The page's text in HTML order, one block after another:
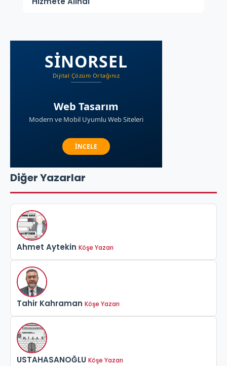
Diğer Yazarlar
Ahmet Aytekin Köşe Yazarı
Tahir Kahraman Köşe Yazarı
USTAHASANOĞLU Köşe Yazarı